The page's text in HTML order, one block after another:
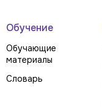
Обучение
Обучающие
материалы
Словарь